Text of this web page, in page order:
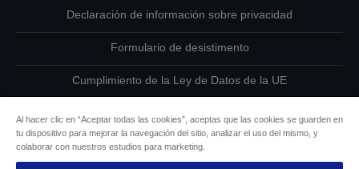
Declaración de información sobre privacidad
Formulario de desistimento
Cumplimiento de la Ley de Datos de la UE
Información sobre cookies
Al hacer clic en “Aceptar todas las cookies”, aceptas que las cookies se guarden en
tu dispositivo para mejorar la navegación del sitio, analizar el uso del mismo, y
colaborar con nuestros estudios para marketing.